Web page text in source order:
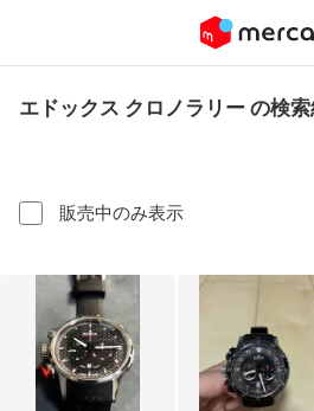
エドックス クロノラリー の検
販売中のみ表示